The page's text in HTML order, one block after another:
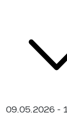
09.05.2026 -